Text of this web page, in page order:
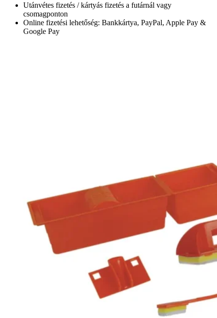
Utánvétes fizetés / kártyás fizetés a futárnál vagy
csomagponton
Online fizetési lehetőség: Bankkártya, PayPal, Apple Pay &
Google Pay